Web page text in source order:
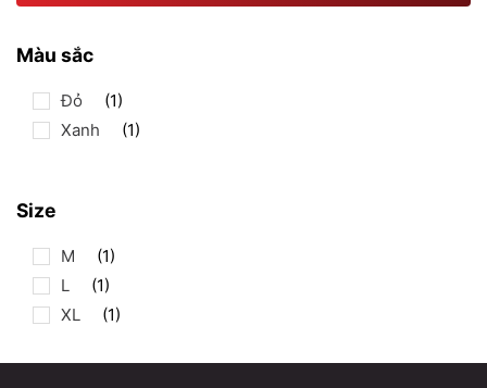
Màu sắc
Đỏ
(1)
Xanh
(1)
Size
M
(1)
L
(1)
XL
(1)